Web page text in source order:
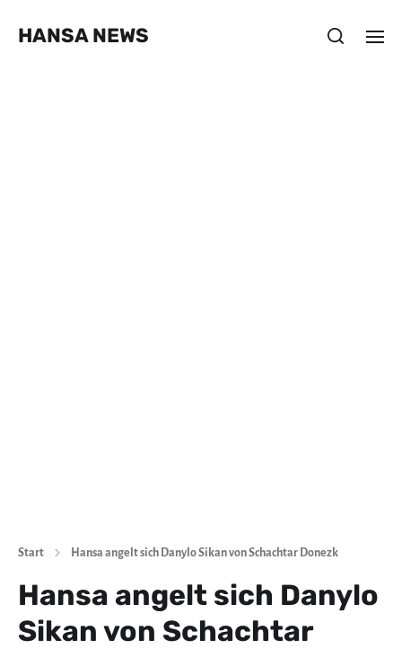
HANSA NEWS
Start Hansa angelt sich Danylo Sikan von Schachtar Donezk
Hansa angelt sich Danylo
Sikan von Schachtar